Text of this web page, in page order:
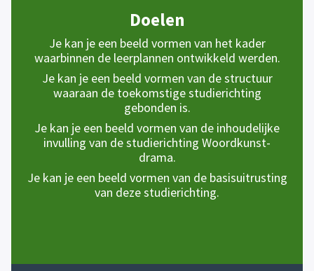
Doelen
Je kan je een beeld vormen van het kader
waarbinnen de leerplannen ontwikkeld werden.
Je kan je een beeld vormen van de structuur
waaraan de toekomstige studierichting
gebonden is.
Je kan je een beeld vormen van de inhoudelijke
invulling van de studierichting Woordkunst-
drama.
Je kan je een beeld vormen van de basisuitrusting
van deze studierichting.